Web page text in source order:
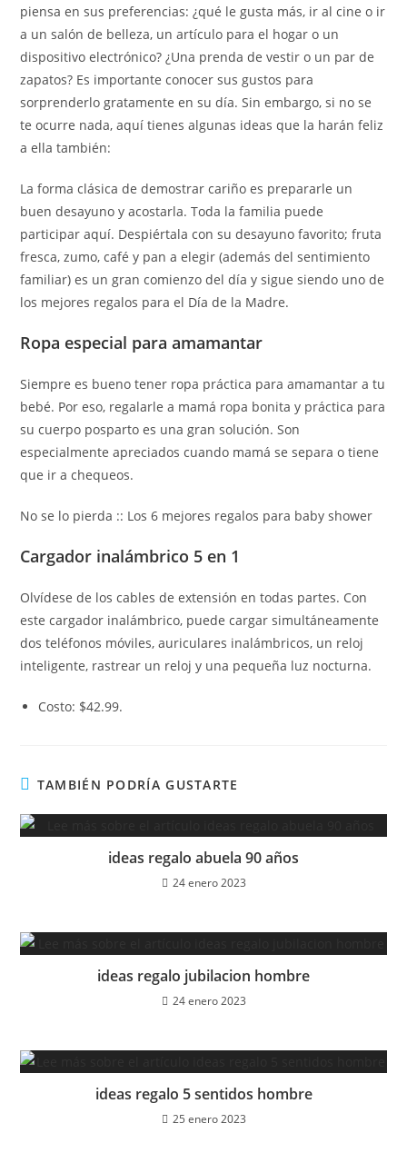
piensa en sus preferencias: ¿qué le gusta más, ir al cine o ir
a un salón de belleza, un artículo para el hogar o un
dispositivo electrónico? ¿Una prenda de vestir o un par de
zapatos? Es importante conocer sus gustos para
sorprenderlo gratamente en su día. Sin embargo, si no se
te ocurre nada, aquí tienes algunas ideas que la harán feliz
a ella también:
La forma clásica de demostrar cariño es prepararle un
buen desayuno y acostarla. Toda la familia puede
participar aquí. Despiértala con su desayuno favorito; fruta
fresca, zumo, café y pan a elegir (además del sentimiento
familiar) es un gran comienzo del día y sigue siendo uno de
los mejores regalos para el Día de la Madre.
Ropa especial para amamantar
Siempre es bueno tener ropa práctica para amamantar a tu
bebé. Por eso, regalarle a mamá ropa bonita y práctica para
su cuerpo posparto es una gran solución. Son
especialmente apreciados cuando mamá se separa o tiene
que ir a chequeos.
No se lo pierda :: Los 6 mejores regalos para baby shower
Cargador inalámbrico 5 en 1
Olvídese de los cables de extensión en todas partes. Con
este cargador inalámbrico, puede cargar simultáneamente
dos teléfonos móviles, auriculares inalámbricos, un reloj
inteligente, rastrear un reloj y una pequeña luz nocturna.
Costo: $42.99.
TAMBIÉN PODRÍA GUSTARTE
ideas regalo abuela 90 años
24 enero 2023
ideas regalo jubilacion hombre
24 enero 2023
ideas regalo 5 sentidos hombre
25 enero 2023